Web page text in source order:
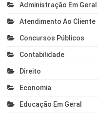
Administração Em Geral
Atendimento Ao Cliente
Concursos Públicos
Contabilidade
Direito
Economia
Educação Em Geral